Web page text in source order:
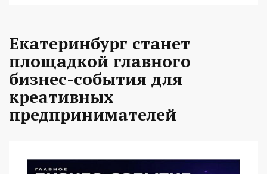
Екатеринбург станет
площадкой главного
бизнес-события для
креативных
предпринимателей